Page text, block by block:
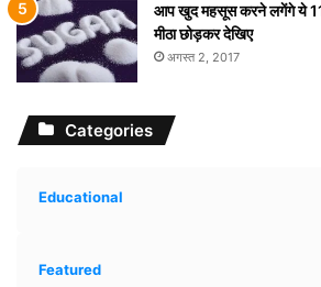
आप खुद महसूस करने लगेंगे ये 11
मीठा छोड़कर देखिए
अगस्त 2, 2017
Categories
Educational
Featured